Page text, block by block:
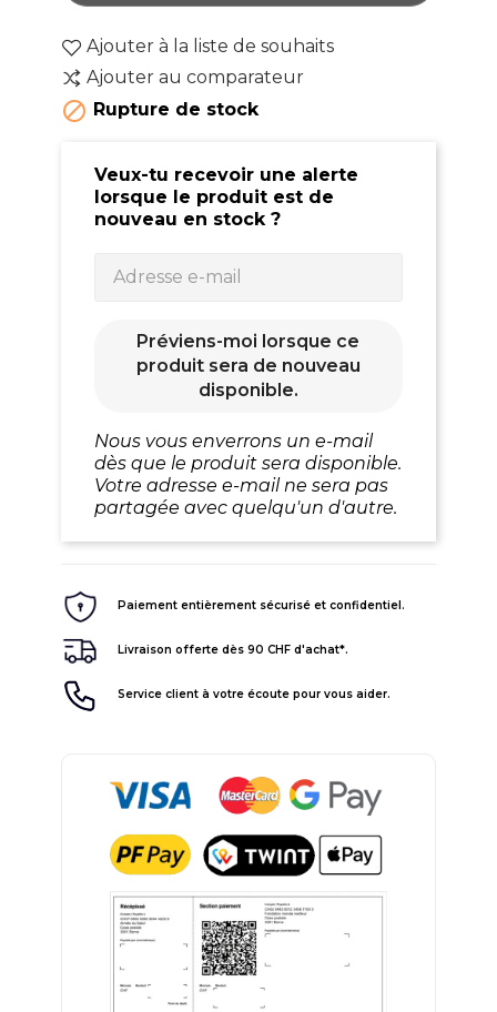
Ajouter à la liste de souhaits
Ajouter au comparateur
 Rupture de stock
Veux-tu recevoir une alerte
lorsque le produit est de
nouveau en stock ?
Préviens-moi lorsque ce
produit sera de nouveau
disponible.
Nous vous enverrons un e-mail
dès que le produit sera disponible.
Votre adresse e-mail ne sera pas
partagée avec quelqu'un d'autre.
Paiement entièrement sécurisé et confidentiel.
Livraison offerte dès 90 CHF d'achat*.
Service client à votre écoute pour vous aider.